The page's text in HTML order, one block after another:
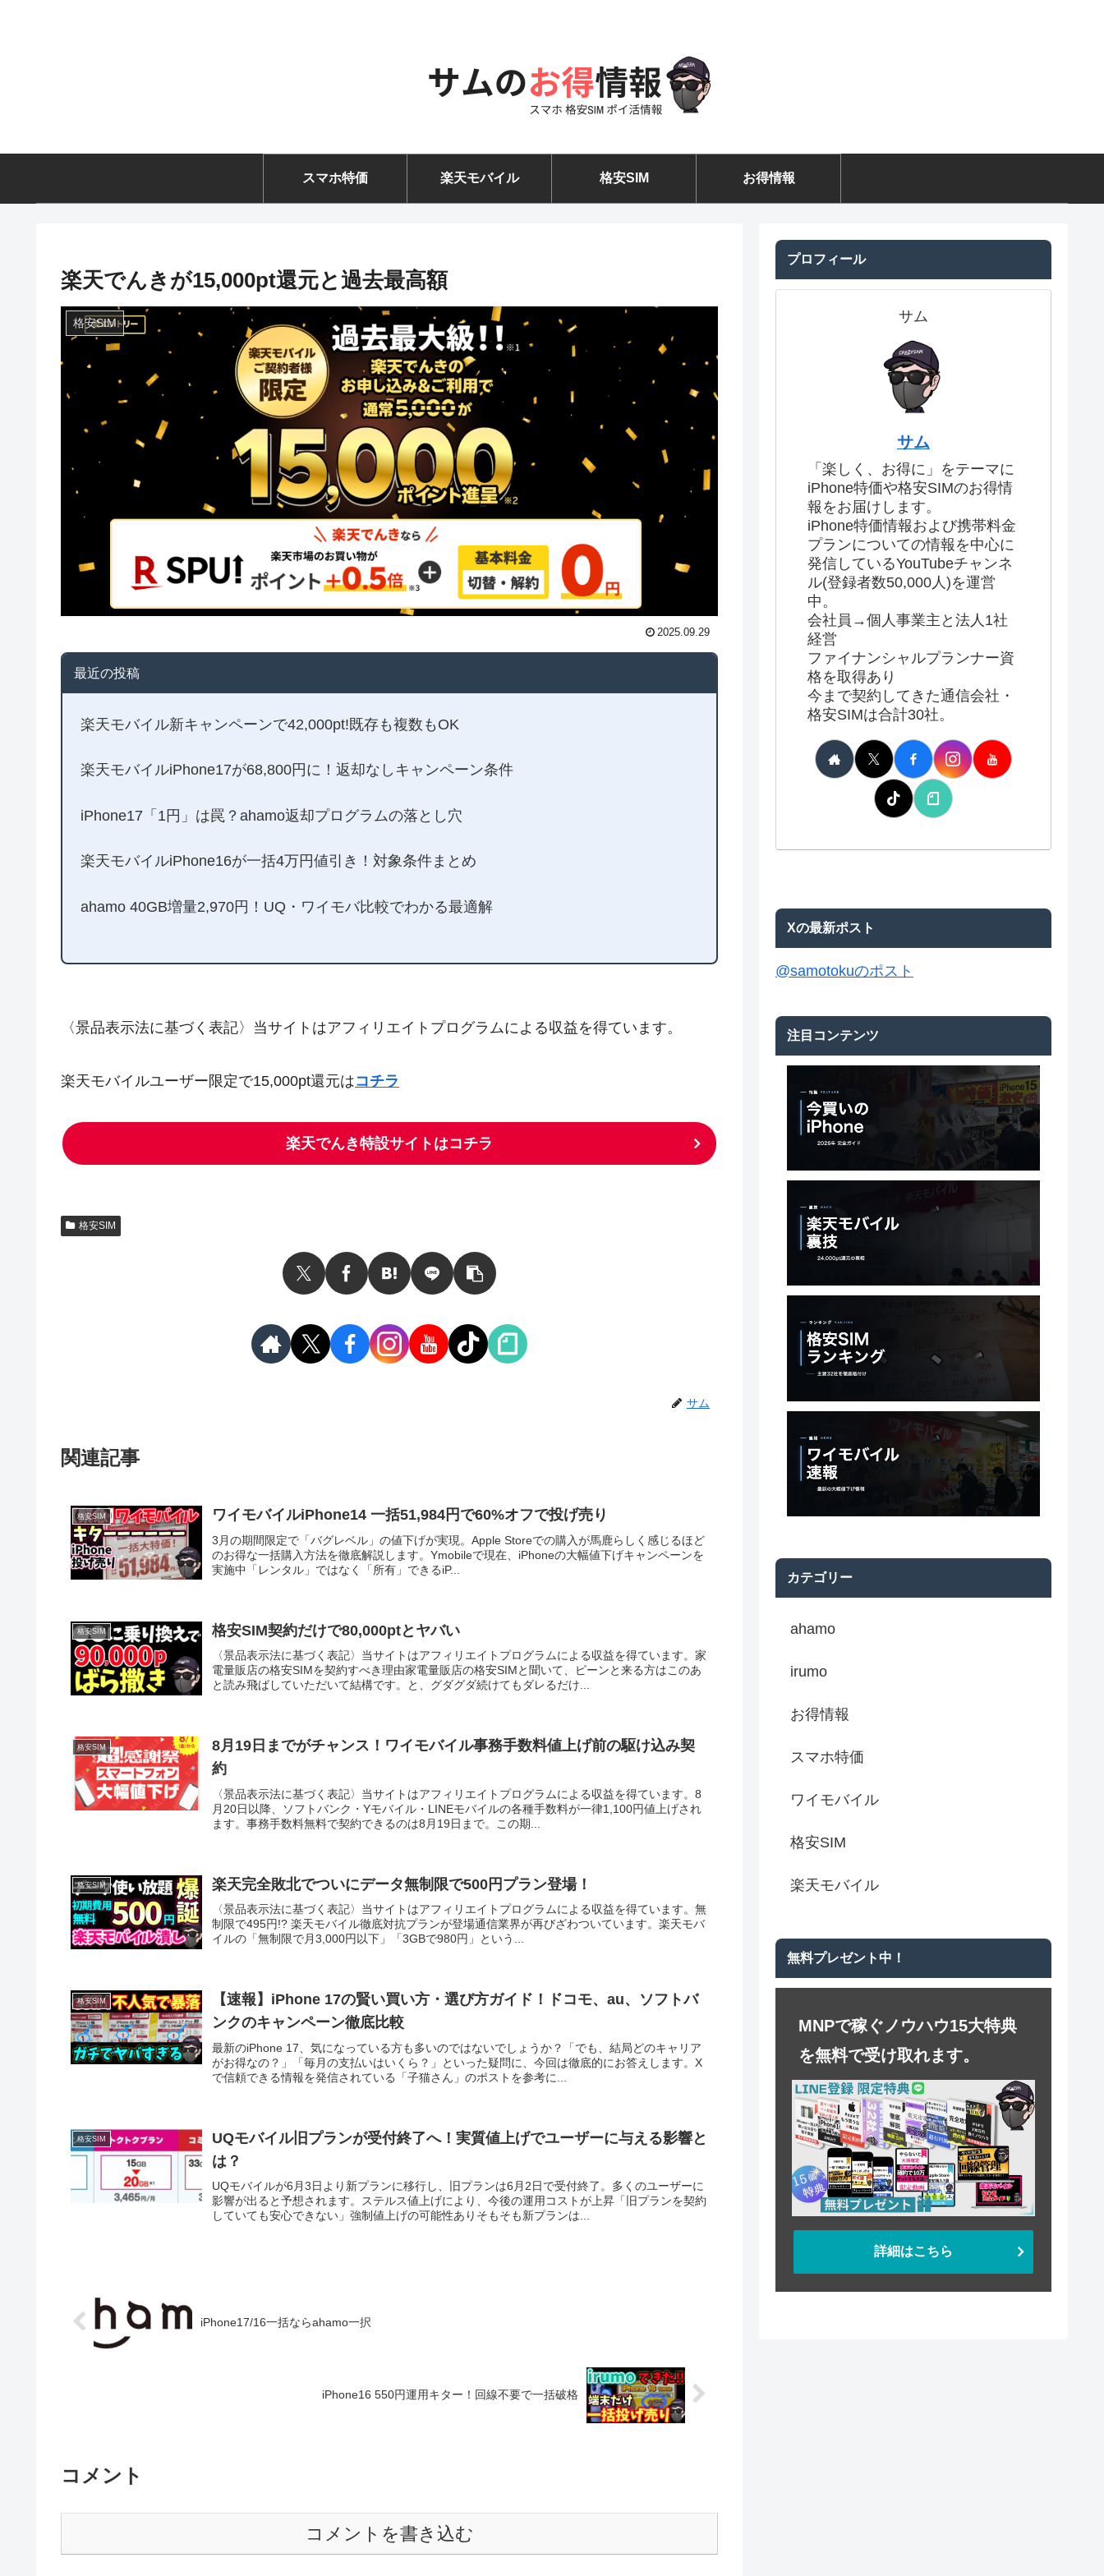
スマホ特価 楽天モバイル 格安SIM お得情報
楽天でんきが15,000pt還元と過去最高額
格安SIM
2025.09.29
最近の投稿
楽天モバイル新キャンペーンで42,000pt!既存も複数もOK
楽天モバイルiPhone17が68,800円に！返却なしキャンペーン条件
iPhone17「1円」は罠？ahamo返却プログラムの落とし穴
楽天モバイルiPhone16が一括4万円値引き！対象条件まとめ
ahamo 40GB増量2,970円！UQ・ワイモバ比較でわかる最適解
〈景品表示法に基づく表記〉当サイトはアフィリエイトプログラムによる収益を得ています。
楽天モバイルユーザー限定で15,000pt還元はコチラ
楽天でんき特設サイトはコチラ
格安SIM
サム
関連記事
格安SIM ワイモバイルiPhone14 一括51,984円で60%オフで投げ売り
3月の期間限定で「バグレベル」の値下げが実現。Apple Storeでの購入が馬鹿らしく感じるほど
のお得な一括購入方法を徹底解説します。Ymobileで現在、iPhoneの大幅値下げキャンペーンを
実施中「レンタル」ではなく「所有」できるiP...
格安SIM 格安SIM契約だけで80,000ptとヤバい
〈景品表示法に基づく表記〉当サイトはアフィリエイトプログラムによる収益を得ています。家
電量販店の格安SIMを契約すべき理由家電量販店の格安SIMと聞いて、ピーンと来る方はこのあ
と読み飛ばしていただいて結構です。と、グダグダ続けてもダレるだけ...
格安SIM
8月19日までがチャンス！ワイモバイル事務手数料値上げ前の駆け込み契
約
〈景品表示法に基づく表記〉当サイトはアフィリエイトプログラムによる収益を得ています。8
月20日以降、ソフトバンク・Yモバイル・LINEモバイルの各種手数料が一律1,100円値上げされ
ます。事務手数料無料で契約できるのは8月19日まで。この期...
格安SIM 楽天完全敗北でついにデータ無制限で500円プラン登場！
〈景品表示法に基づく表記〉当サイトはアフィリエイトプログラムによる収益を得ています。無
制限で495円!? 楽天モバイル徹底対抗プランが登場通信業界が再びざわついています。楽天モバ
イルの「無制限で月3,000円以下」「3GBで980円」という...
格安SIM
【速報】iPhone 17の賢い買い方・選び方ガイド！ドコモ、au、ソフトバ
ンクのキャンペーン徹底比較
最新のiPhone 17、気になっている方も多いのではないでしょうか？「でも、結局どのキャリア
がお得なの？」「毎月の支払いはいくら？」といった疑問に、今回は徹底的にお答えします。X
で信頼できる情報を発信されている「子猫さん」のポストを参考に...
格安SIM
UQモバイル旧プランが受付終了へ！実質値上げでユーザーに与える影響と
は？
UQモバイルが6月3日より新プランに移行し、旧プランは6月2日で受付終了。多くのユーザーに
影響が出ると予想されます。ステルス値上げにより、今後の運用コストが上昇「旧プランを契約
していても安心できない」強制値上げの可能性ありそもそも新プランは...
iPhone17/16一括ならahamo一択
iPhone16 550円運用キター！回線不要で一括破格
コメント
コメントを書き込む
プロフィール
サム
サム
「楽しく、お得に」をテーマに
iPhone特価や格安SIMのお得情
報をお届けします。
iPhone特価情報および携帯料金
プランについての情報を中心に
発信しているYouTubeチャンネ
ル(登録者数50,000人)を運営
中。
会社員→個人事業主と法人1社
経営
ファイナンシャルプランナー資
格を取得あり
今まで契約してきた通信会社・
格安SIMは合計30社。
Xの最新ポスト
@samotokuのポスト
注目コンテンツ
カテゴリー
ahamo
irumo
お得情報
スマホ特価
ワイモバイル
格安SIM
楽天モバイル
無料プレゼント中！
MNPで稼ぐノウハウ15大特典
を無料で受け取れます。
詳細はこちら